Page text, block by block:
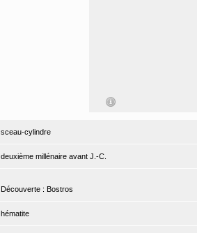
sceau-cylindre
deuxième millénaire avant J.-C.
Découverte : Bostros
hématite